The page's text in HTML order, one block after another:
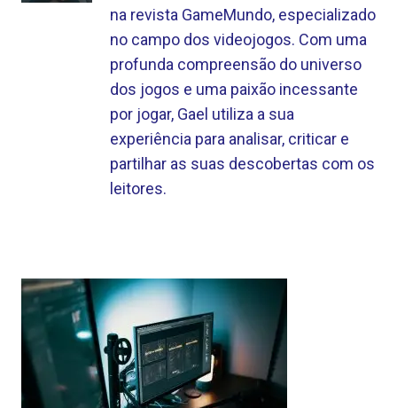
na revista GameMundo, especializado
no campo dos videojogos. Com uma
profunda compreensão do universo
dos jogos e uma paixão incessante
por jogar, Gael utiliza a sua
experiência para analisar, criticar e
partilhar as suas descobertas com os
leitores.